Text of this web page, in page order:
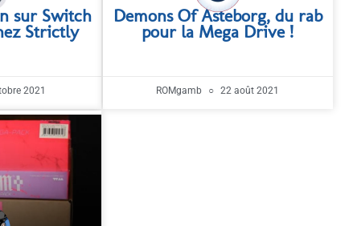
sur Switch
Strictly
2021
Demons Of Asteborg, du rab
pour la Mega Drive !
ROMgamb 22 août 2021